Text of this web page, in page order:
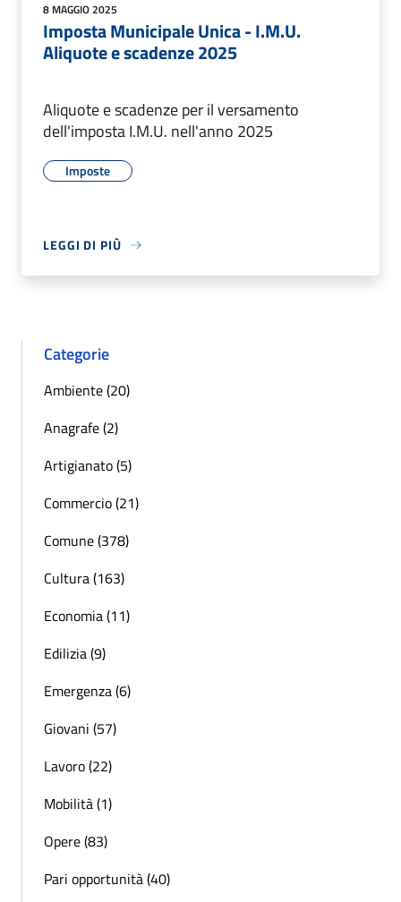
8 MAGGIO 2025
Imposta Municipale Unica - I.M.U.
Aliquote e scadenze 2025
Aliquote e scadenze per il versamento
dell'imposta I.M.U. nell'anno 2025
Imposte
LEGGI DI PIÙ
Categorie
Ambiente (20)
Anagrafe (2)
Artigianato (5)
Commercio (21)
Comune (378)
Cultura (163)
Economia (11)
Edilizia (9)
Emergenza (6)
Giovani (57)
Lavoro (22)
Mobilità (1)
Opere (83)
Pari opportunità (40)